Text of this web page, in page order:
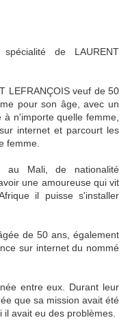
de LAURENT
LEFRANÇOIS veuf de 50
pour son âge, avec un
n'importe quelle femme,
internet et parcourt les
femme.
au Mali, de nationalité
une amoureuse qui vit
il puisse s'installer
de 50 ans, également
sur internet du nommé
entre eux. Durant leur
que sa mission avait été
avait eu des problèmes.